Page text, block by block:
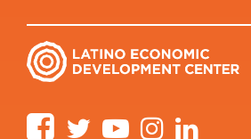
FacebookTwitter YouTube Instagram